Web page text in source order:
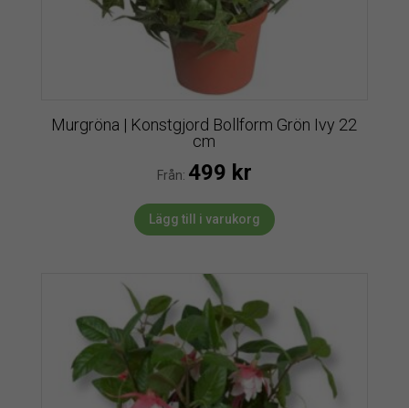
Murgröna | Konstgjord Bollform Grön Ivy 22
cm
Från: 499 kr
Lägg till i varukorg